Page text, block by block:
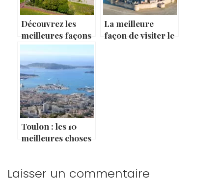
Découvrez les
meilleures façons
de visiter Dieppe !
La meilleure
façon de visiter le
Toulon : les 10
meilleures choses
Laisser un commentaire